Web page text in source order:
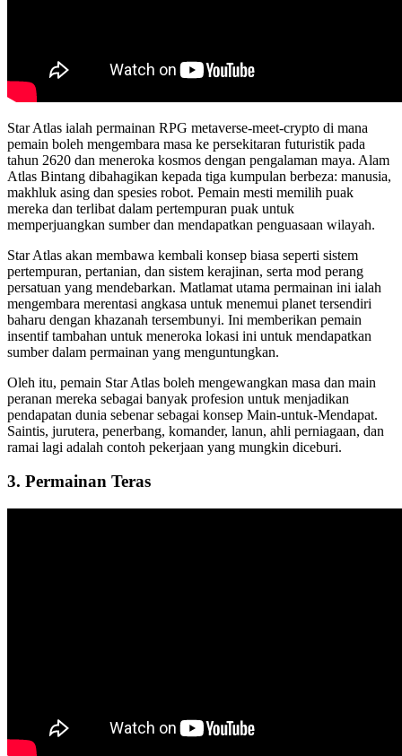
Star Atlas ialah permainan RPG metaverse-meet-crypto di mana
pemain boleh mengembara masa ke persekitaran futuristik pada
tahun 2620 dan meneroka kosmos dengan pengalaman maya. Alam
Atlas Bintang dibahagikan kepada tiga kumpulan berbeza: manusia,
makhluk asing dan spesies robot. Pemain mesti memilih puak
mereka dan terlibat dalam pertempuran puak untuk
memperjuangkan sumber dan mendapatkan penguasaan wilayah.
Star Atlas akan membawa kembali konsep biasa seperti sistem
pertempuran, pertanian, dan sistem kerajinan, serta mod perang
persatuan yang mendebarkan. Matlamat utama permainan ini ialah
mengembara merentasi angkasa untuk menemui planet tersendiri
baharu dengan khazanah tersembunyi. Ini memberikan pemain
insentif tambahan untuk meneroka lokasi ini untuk mendapatkan
sumber dalam permainan yang menguntungkan.
Oleh itu, pemain Star Atlas boleh mengewangkan masa dan main
peranan mereka sebagai banyak profesion untuk menjadikan
pendapatan dunia sebenar sebagai konsep Main-untuk-Mendapat.
Saintis, jurutera, penerbang, komander, lanun, ahli perniagaan, dan
ramai lagi adalah contoh pekerjaan yang mungkin diceburi.
3. Permainan Teras